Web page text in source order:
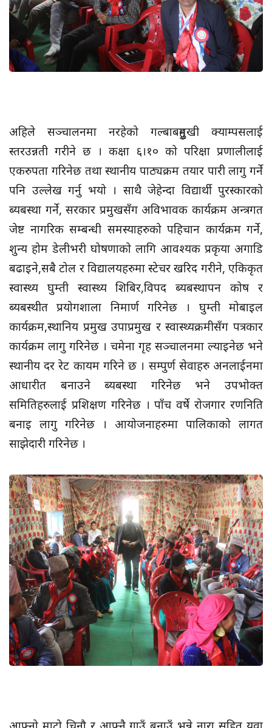
अहिले सञ्चालनमा नरहेको गल्बाबहुमुखी क्याम्पसलाई
स्तरउन्नती गरीने छ । कक्षा ६।१० को परिक्षा प्रणालीलाई
एकरुपता गरिनेछ तथा स्थानीय पाठ्यक्रम तयार पारी लागु गर्ने
पनि उल्लेख गर्नु भयो । साथै जेहेन्दा विद्यार्थी पुरस्कारको
ब्यबस्था गर्ने, सरकार प्रमुखसँग अविभावक कार्यक्रम अन्त्रगत
जेष्ट नागरिक सम्बन्धी समस्याहरुको पहिचान कार्यक्रम गर्ने,
शुन्य होम डेलीभरी घोषणाको लागि आवश्यक प्रकृया अगाडि
बढाइने,सबै टोल र विद्यालयहरुमा स्टेचर खरिद गरीने, एकिकृत
स्वास्थ्य घुम्ती स्वास्थ्य शिबिर,विपद ब्यबस्थापन कोष र
ब्यबस्थीत प्रयोगशाला निमार्ण गरिनेछ । घुम्ती मोबाइल
कार्यक्रम,स्थानिय प्रमुख उपाप्रमुख र स्वास्थ्यक्रमीसँग पत्रकार
कार्यक्रम लागु गरिनेछ । चमेना गृह सञ्चालनमा ल्याइनेछ भने
स्थानीय दर रेट कायम गरिने छ । सम्पुर्ण सेवाहरु अनलाईनमा
आधारीत बनाउने ब्यबस्था गरिनेछ भने उपभोक्त
समितिहरुलाई प्रशिक्षण गरिनेछ । पाँच वर्षे रोजगार रणनिति
बनाइ लागु गरिनेछ । आयोजनाहरुमा पालिकाको लागत
साझेदारी गरिनेछ ।